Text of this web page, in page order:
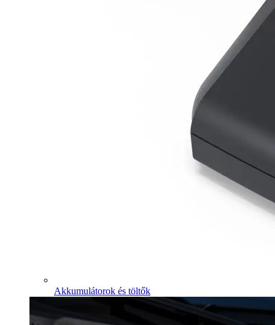
Akkumulátorok és töltők